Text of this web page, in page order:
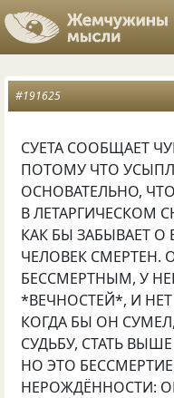
#191625
СУЕТА СООБЩАЕТ
ПОТОМУ ЧТО
ОСНОВАТЕЛЬНО,
В ЛЕТАРГИЧЕСКОМ
КАК БЫ ЗАБЫВАЕТ
ЧЕЛОВЕК СМЕРТЕН.
БЕССМЕРТНЫМ, У
*ВЕЧНОСТЕЙ*, И
КОГДА БЫ ОН
СУДЬБУ, СТАТЬ
НО ЭТО
НЕРОЖДЁННОСТИ: